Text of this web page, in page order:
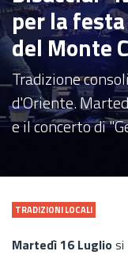
per la
del Monte
Tradizione
d'Oriente.
e il concerto di
TRADIZIONI LOCALI
Martedì 16 Lugliosi